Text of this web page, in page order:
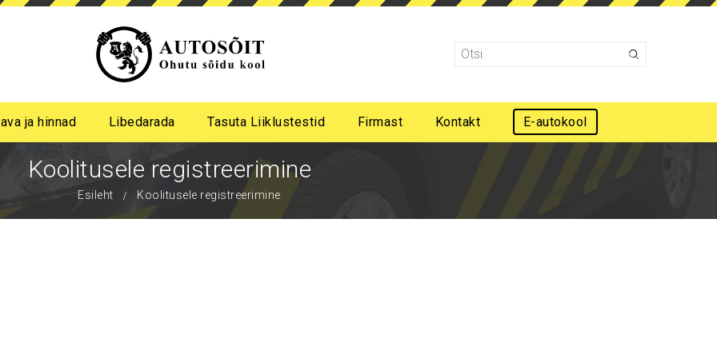
ja hinnad Libedarada Tasuta Liiklustestid Firmast Kontakt E-autokool
Koolitusele registreerimine
Esileht Koolitusele registreerimine